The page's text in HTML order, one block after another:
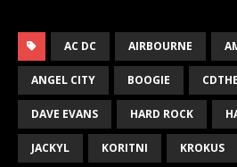
AC DC AIRBOURNE
ANGEL CITY BOOGIE
DAVE EVANS HARD ROCK
JACKYL KORITNI KROKUS